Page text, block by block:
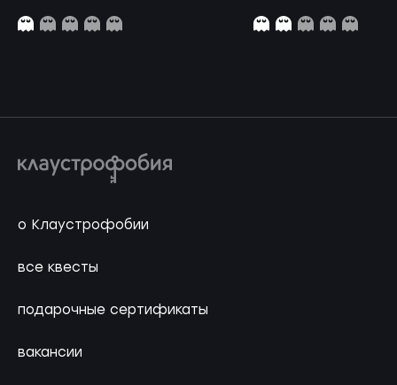
о Клаустрофобии
все квесты
подарочные сертификаты
вакансии